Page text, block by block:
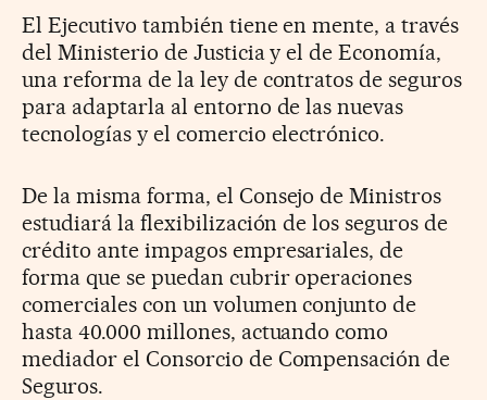
El Ejecutivo también tiene en mente, a través
del Ministerio de Justicia y el de Economía,
una reforma de la ley de contratos de seguros
para adaptarla al entorno de las nuevas
tecnologías y el comercio electrónico.
De la misma forma, el Consejo de Ministros
estudiará la flexibilización de los seguros de
crédito ante impagos empresariales, de
forma que se puedan cubrir operaciones
comerciales con un volumen conjunto de
hasta 40.000 millones, actuando como
mediador el Consorcio de Compensación de
Seguros.